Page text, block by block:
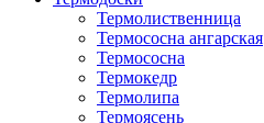
Термолиственница
Термососна ангарская
Термососна
Термокедр
Термолипа
Термоясень